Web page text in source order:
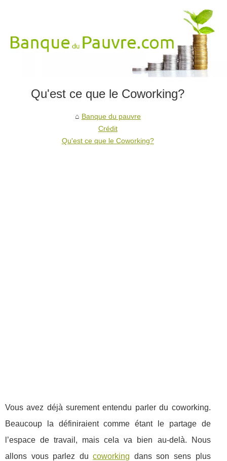
Qu'est ce que le Coworking?
Banque du pauvre
Crédit
Qu'est ce que le Coworking?
Vous avez déjà surement entendu parler du coworking.
Beaucoup la définiraient comme étant le partage de
l’espace de travail, mais cela va bien au-delà. Nous
allons vous parlez ducoworking dans son sens plus